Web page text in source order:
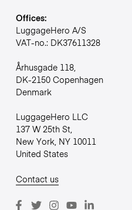
Offices:
LuggageHero A/S
VAT-no.: DK37611328
Århusgade 118,
DK-2150 Copenhagen
Denmark
LuggageHero LLC
137 W 25th St,
New York, NY 10011
United States
Contact us